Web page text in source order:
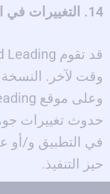
14. التغييرات في السياسة
وقت لآخر. النسخة
حدوث تغييرات
في التطبيق و/أو
حيز التنفيذ.